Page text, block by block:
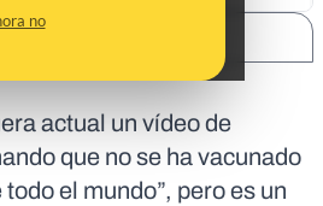
no
actual un vídeo de
que no se ha vacunado
todo el mundo”, pero es un